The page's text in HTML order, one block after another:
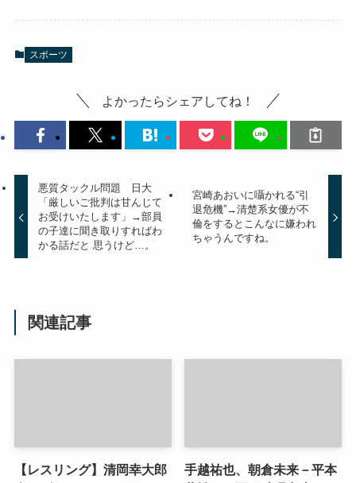
スポーツ
よかったらシェアしてね！
悪質タックル問題 日大
「厳しいご批判は甘んじて
お受けいたします」→部員
の子達に聞き取りすればわ
かる話だと 思うけど…。
宮崎あおいに囁かれる“引
退危機”→清楚系女優が不
倫をするとこんなに嫌われ
ちゃうんですね。
関連記事
【レスリング】清岡幸大郎
手越祐也、朝倉未来－平本